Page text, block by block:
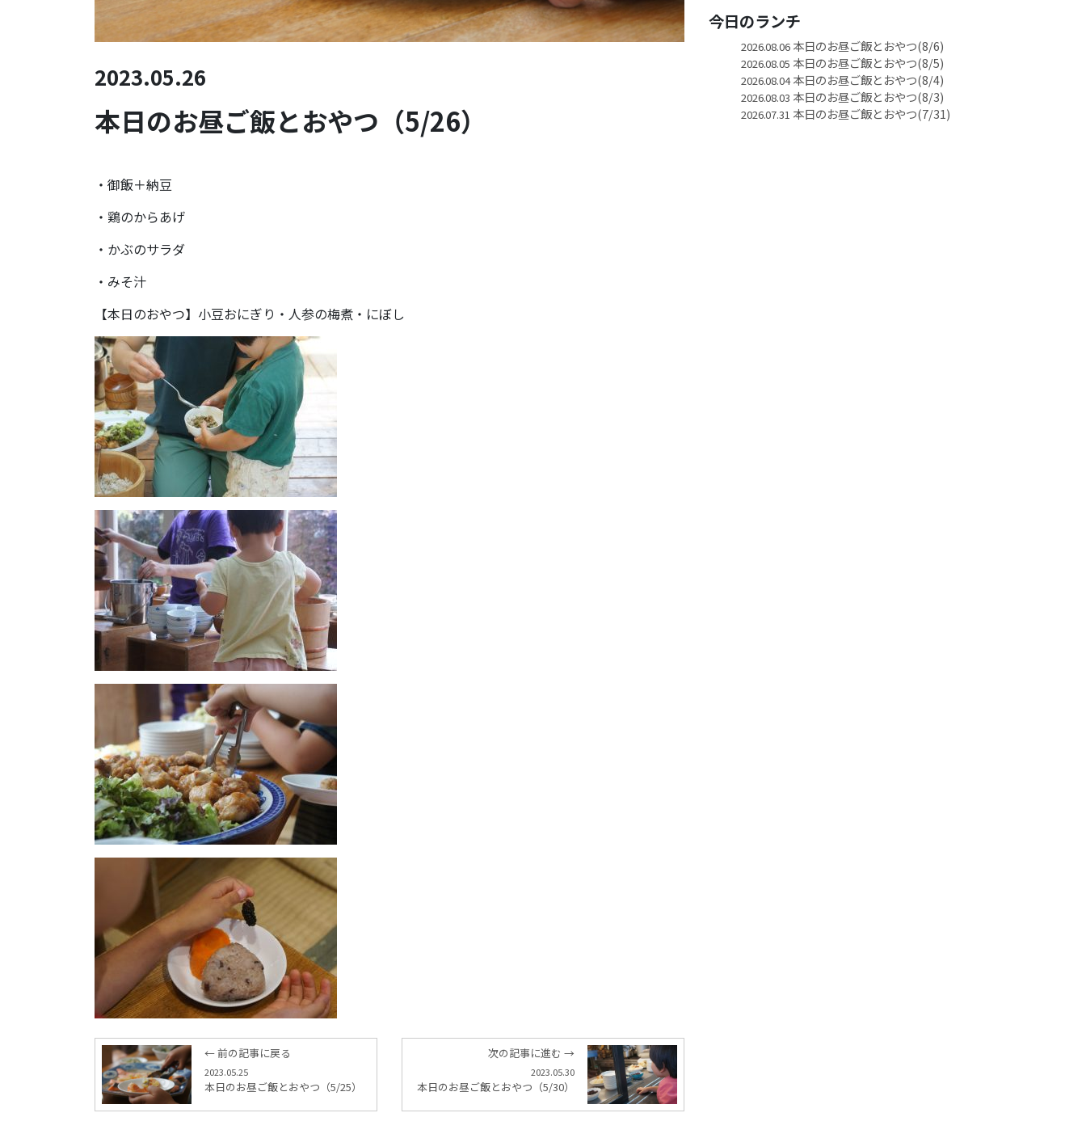
2023.05.26
本日のお昼ご飯とおやつ（5/26）
・御飯＋納豆
・鶏のからあげ
・かぶのサラダ
・みそ汁
【本日のおやつ】小豆おにぎり・人参の梅煮・にぼし
← 前の記事に戻る
2023.05.25
本日のお昼ご飯とおやつ（5/25）
次の記事に進む →
2023.05.30
本日のお昼ご飯とおやつ（5/30）
今日のランチ
2026.08.06本日のお昼ご飯とおやつ(8/6)
2026.08.05 本日のお昼ご飯とおやつ(8/5)
2026.08.04本日のお昼ご飯とおやつ(8/4)
2026.08.03 本日のお昼ご飯とおやつ(8/3)
2026.07.31 本日のお昼ご飯とおやつ(7/31)